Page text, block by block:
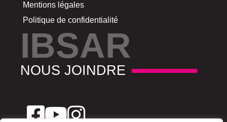
Mentions légales
Politique de confidentialité
IBSAR
NOUS JOINDRE